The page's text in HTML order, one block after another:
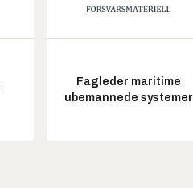
Fagleder maritime
ubemannede systemer